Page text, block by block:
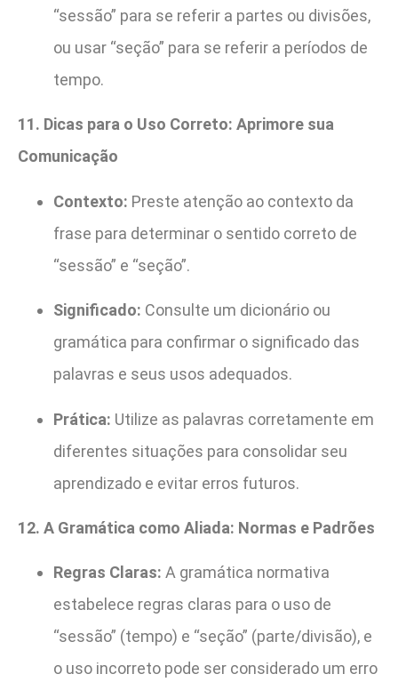
“sessão” para se referir a partes ou divisões,
ou usar “seção” para se referir a períodos de
tempo.
11. Dicas para o Uso Correto: Aprimore sua
Comunicação
Contexto: Preste atenção ao contexto da
frase para determinar o sentido correto de
“sessão” e “seção”.
Significado: Consulte um dicionário ou
gramática para confirmar o significado das
palavras e seus usos adequados.
Prática: Utilize as palavras corretamente em
diferentes situações para consolidar seu
aprendizado e evitar erros futuros.
12. A Gramática como Aliada: Normas e Padrões
Regras Claras: A gramática normativa
estabelece regras claras para o uso de
“sessão” (tempo) e “seção” (parte/divisão), e
o uso incorreto pode ser considerado um erro